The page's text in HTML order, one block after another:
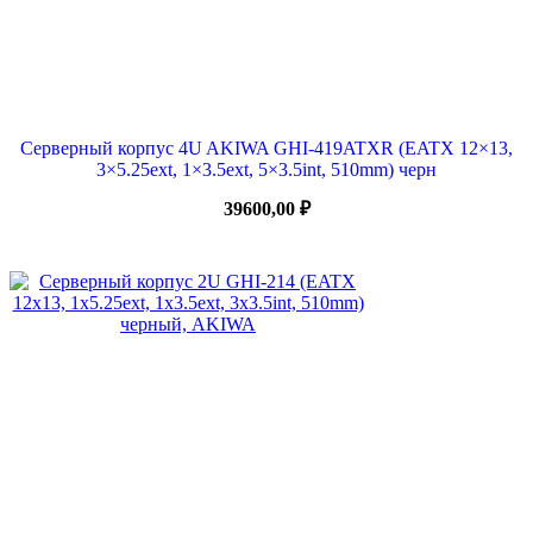
Серверный корпус 4U AKIWA GHI-419ATXR (EATX 12×13,
3×5.25ext, 1×3.5ext, 5×3.5int, 510mm) черн
39600,00 ₽